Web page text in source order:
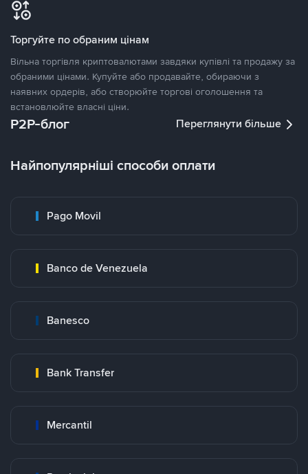
Торгуйте по обраним цінам
Вільна торгівля криптовалютами завдяки купівлі та продажу за
обраними цінами. Купуйте або продавайте, обираючи з
наявних ордерів, або створюйте торгові оголошення та
встановлюйте власні ціни.
P2P-блог Переглянути більше
Найпопулярніші способи оплати
Pago Movil
Banco de Venezuela
Banesco
Bank Transfer
Mercantil